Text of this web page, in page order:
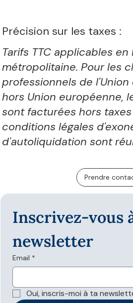
Précision sur les taxes :
Tarifs TTC applicables en
métropolitaine. Pour les
professionnels de
hors Union européenne,
sont facturées hors
conditions légales
d'autoliquidation sont
Prendre
Inscrivez-vous
newsletter
Email *
Oui, inscris-moi à ta